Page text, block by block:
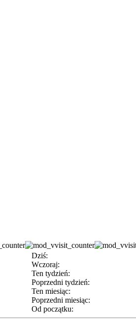
Dziś:
Wczoraj:
Ten tydzień:
Poprzedni tydzień:
Ten miesiąc:
Poprzedni miesiąc:
Od początku: